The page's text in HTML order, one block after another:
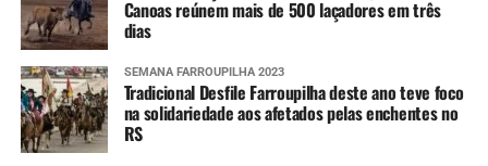
Canoas reúnem mais de 500 laçadores em três
dias
SEMANA FARROUPILHA 2023
Tradicional Desfile Farroupilha deste ano teve foco
na solidariedade aos afetados pelas enchentes no
RS